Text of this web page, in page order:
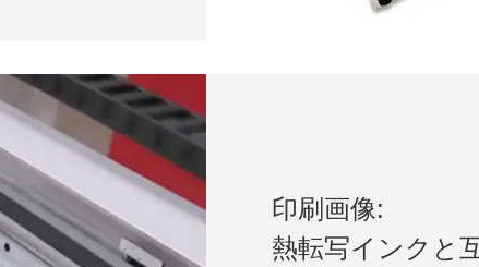
印刷画像:
熱転写インクと